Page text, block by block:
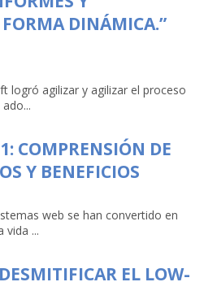
FORMA DINÁMICA.”
logró agilizar y agilizar el proceso
COMPRENSIÓN DE
Y BENEFICIOS
web se han convertido en
vida ...
EL LOW-